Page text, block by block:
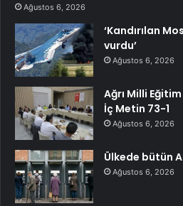
Ağustos 6, 2026
‘Kandırılan
vurdu’
Ağustos 6, 2026
Ağrı Milli
İç Metin 73-1
Ağustos 6, 2026
Ülkede bütün
Ağustos 6, 2026